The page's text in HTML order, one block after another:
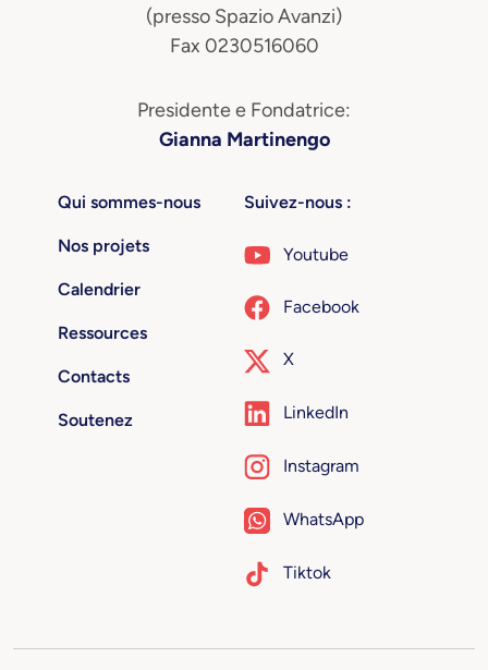
(presso Spazio Avanzi)
Fax 0230516060
Presidente e Fondatrice:
Gianna Martinengo
Qui sommes-nous
Nos projets
Calendrier
Ressources
Contacts
Soutenez
Suivez-nous :
Youtube
Facebook
X
LinkedIn
Instagram
WhatsApp
Tiktok